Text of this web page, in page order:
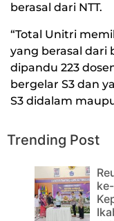
berasal dari NTT.
“Total Unitri
yang berasal dari
dipandu 223
bergelar S3 dan
S3 didalam
Trending Post